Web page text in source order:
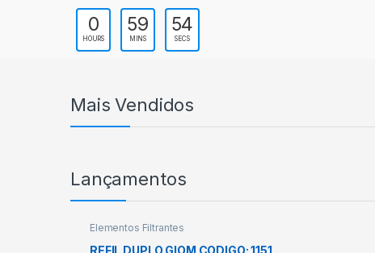
0
HOURS
59
MINS
53
SECS
Mais Vendidos
Lançamentos
Elementos Filtrantes
REFIL DUPLO GIOM CODIGO: 1151